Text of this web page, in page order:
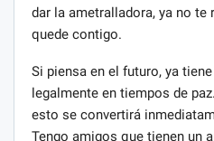
dar la ametralladora, ya no
quede contigo.
Si piensa en el futuro, ya
legalmente en tiempos de
esto se convertirá
Tengo amigos que tienen un